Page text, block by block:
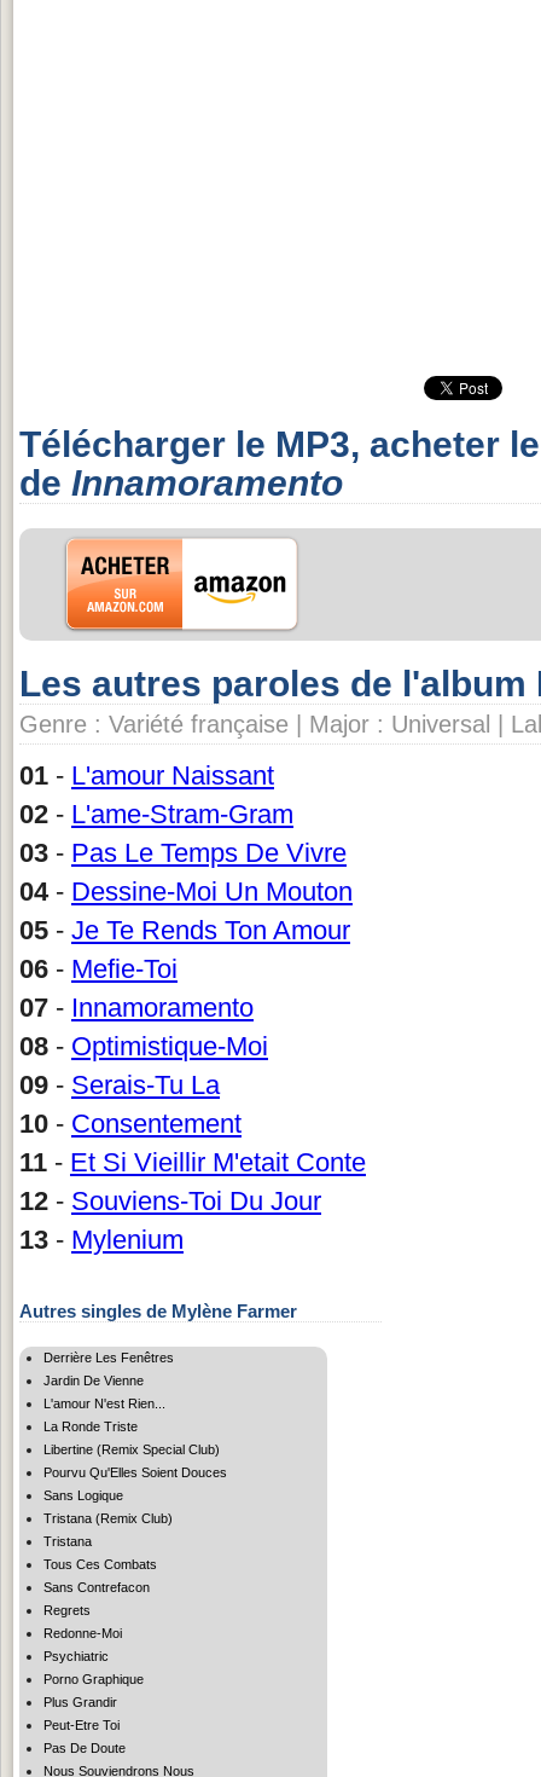
Télécharger le MP3, acheter
de Innamoramento
Les autres paroles de l'album
Genre : Variété française | Major : Universal |
01 - L'amour Naissant
02 - L'ame-Stram-Gram
03 - Pas Le Temps De Vivre
04- Dessine-Moi Un Mouton
05 - Je Te Rends Ton Amour
06 - Mefie-Toi
07 - Innamoramento
08 - Optimistique-Moi
09 - Serais-Tu La
10 - Consentement
11 - Et Si Vieillir M'etait Conte
12 - Souviens-Toi Du Jour
13 - Mylenium
Autres singles de Mylène Farmer
Derrière Les Fenêtres
Jardin De Vienne
L'amour N'est Rien...
La Ronde Triste
Libertine (Remix Special Club)
Pourvu Qu'Elles Soient Douces
Sans Logique
Tristana (Remix Club)
Tristana
Tous Ces Combats
Sans Contrefacon
Regrets
Redonne-Moi
Psychiatric
Porno Graphique
Plus Grandir
Peut-Etre Toi
Pas De Doute
Nous Souviendrons Nous